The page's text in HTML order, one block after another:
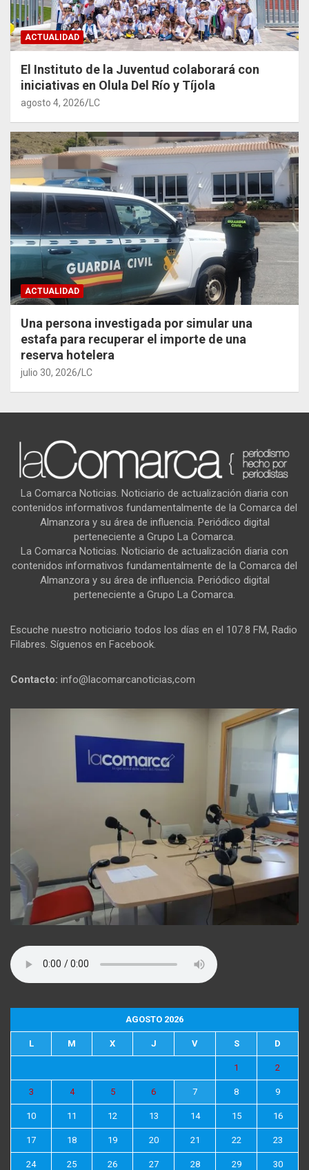
ACTUALIDAD
El Instituto de la Juventud colaborará con
iniciativas en Olula Del Río y Tíjola
agosto 4, 2026 LC
ACTUALIDAD
Una persona investigada por simular una
estafa para recuperar el importe de una
reserva hotelera
julio 30, 2026 LC
La Comarca Noticias. Noticiario de actualización diaria con
contenidos informativos fundamentalmente de la Comarca del
Almanzora y su área de influencia. Periódico digital
perteneciente a Grupo La Comarca.
La Comarca Noticias. Noticiario de actualización diaria con
contenidos informativos fundamentalmente de la Comarca del
Almanzora y su área de influencia. Periódico digital
perteneciente a Grupo La Comarca.
Escuche nuestro noticiario todos los días en el 107.8 FM, Radio
Filabres. Síguenos en Facebook.
Contacto: info@lacomarcanoticias,com
AGOSTO 2026
L M X J V S D
1 2
3 4 5 6 7 8 9
10 11 12 13 14 15 16
17 18 19 20 21 22 23
24 25 26 27 28 29 30